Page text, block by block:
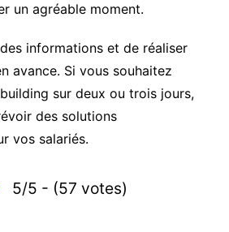
un agréable moment.
informations et de réaliser
avance. Si vous souhaitez
sur deux ou trois jours,
des solutions
vos salariés.
5/5 - (57 votes)